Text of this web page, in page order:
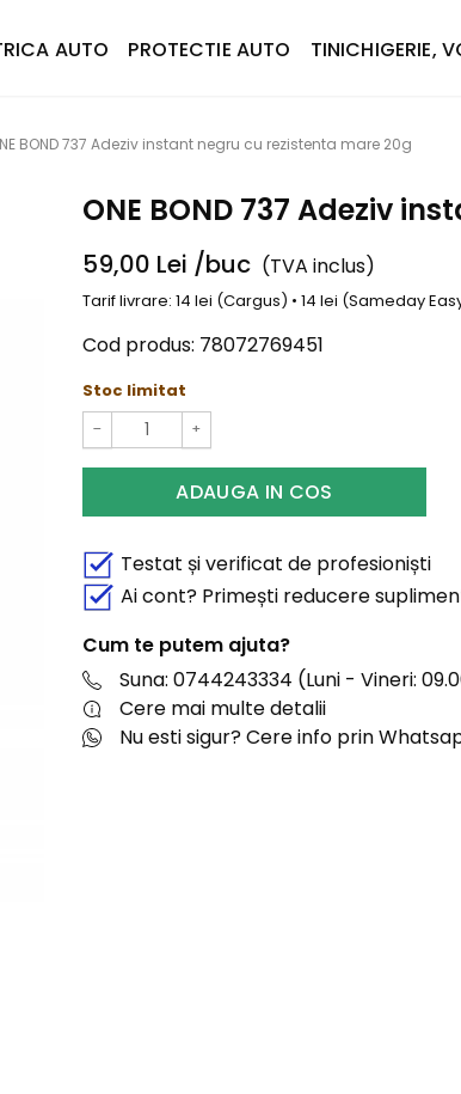
AUTO PROTECTIE AUTO TINICHIGERIE,
BOND 737 Adeziv instant negru cu rezistenta mare 20g
ONE BOND 737 Adeziv
59,00 Lei /buc (TVA inclus)
Tarif livrare: 14 lei (Cargus) • 14 lei (Sameday
Cod produs: 78072769451
Stoc limitat
− +
ADAUGA IN COS
Testat și verificat de profesioniști
Ai cont? Primești reducere
Cum te putem ajuta?
Suna: 0744243334 (Luni - Vineri:
Cere mai multe detalii
Nu esti sigur? Cere info prin